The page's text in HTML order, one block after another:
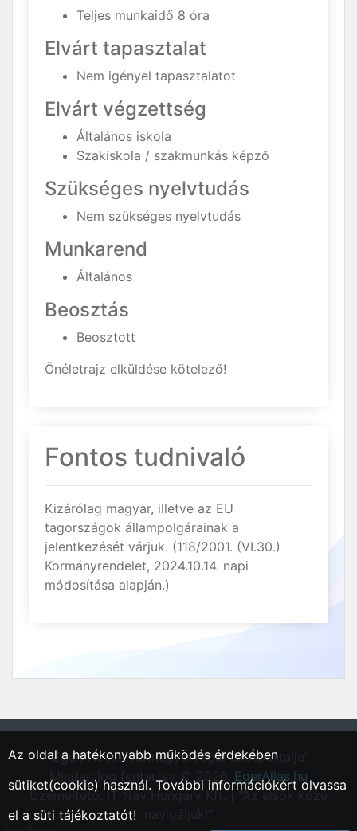
Teljes munkaidő 8 óra
Elvárt tapasztalat
Nem igényel tapasztalatot
Elvárt végzettség
Általános iskola
Szakiskola / szakmunkás képző
Szükséges nyelvtudás
Nem szükséges nyelvtudás
Munkarend
Általános
Beosztás
Beosztott
Önéletrajz elküldése kötelező!
Fontos tudnivaló
Kizárólag magyar, illetve az EU
tagországok állampolgárainak a
jelentkezését várjuk. (118/2001. (VI.30.)
Kormányrendelet, 2024.10.14. napi
módosítása alapján.)
"Eger, Heves vármegyei régió állásportálja"
Minden jog fentartva © 2026. EgerAllas.hu
Üzemeltető: IT-Nav Hungary Kft. | "Az elsők közé
Az oldal a hatékonyabb működés érdekében
sütiket(cookie) használ. További információkért olvassa
el a süti tájékoztatót!